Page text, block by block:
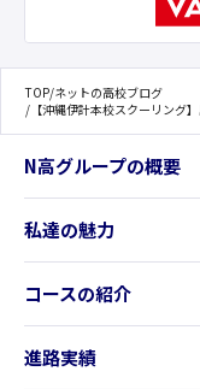
TOP/ネットの高校ブログ
/ 【沖縄伊計本校スクーリング
N高グループの概要
私達の魅力
コースの紹介
進路実績